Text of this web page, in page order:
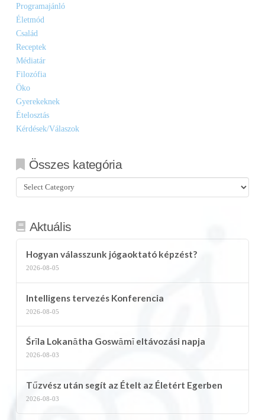
Programajánló
Életmód
Család
Receptek
Médiatár
Filozófia
Öko
Gyerekeknek
Ételosztás
Kérdések/Válaszok
Összes kategória
Összes
kategória
Aktuális
Hogyan válasszunk jógaoktató képzést?
2026-08-05
Intelligens tervezés Konferencia
2026-08-05
Śrīla Lokanātha Goswāmī eltávozási napja
2026-08-03
Tűzvész után segít az Ételt az Életért Egerben
2026-08-03